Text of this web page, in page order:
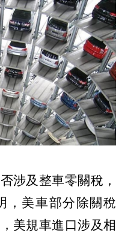
涉及整車零關稅，
，美車部分除關稅
美規車進口涉及相